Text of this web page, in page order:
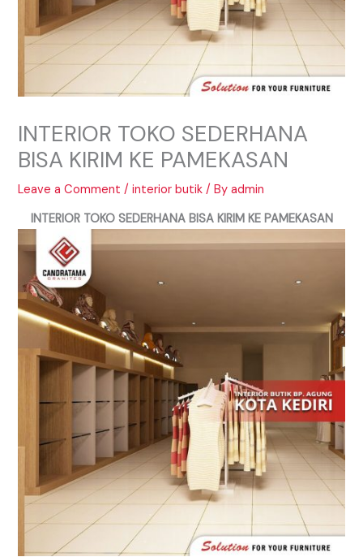
INTERIOR TOKO SEDERHANA
BISA KIRIM KE PAMEKASAN
Leave a Comment /interior butik / Byadmin
INTERIOR TOKO SEDERHANA BISA KIRIM KE PAMEKASAN